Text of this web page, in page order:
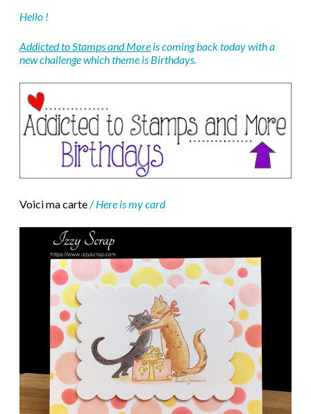
Hello !
Addicted to Stamps and More is coming back today with a
new challenge which theme is Birthdays.
Voici ma carte/ Here is my card